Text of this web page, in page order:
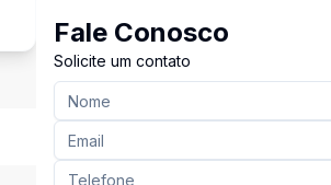
Fale Conosco
Solicite um contato